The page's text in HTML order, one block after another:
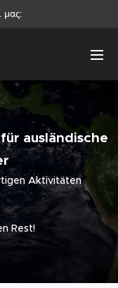
μας:
ausländische
Aktivitäten
Rest!